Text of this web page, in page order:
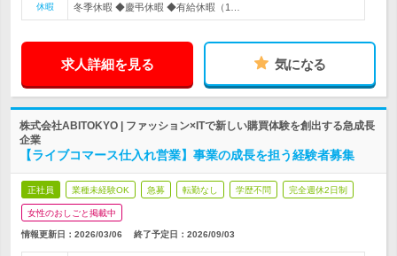
休暇
冬季休暇 ◆慶弔休暇 ◆有給休暇（1…
求人詳細を見る 気になる
株式会社ABITOKYO | ファッション×ITで新しい購買体験を創出する急成長
企業
【ライブコマース仕入れ営業】事業の成長を担う経験者募集
正社員 業種未経験OK 急募 転勤なし 学歴不問 完全週休2日制
女性のおしごと掲載中
情報更新日：2026/03/06 終了予定日： 2026/09/03